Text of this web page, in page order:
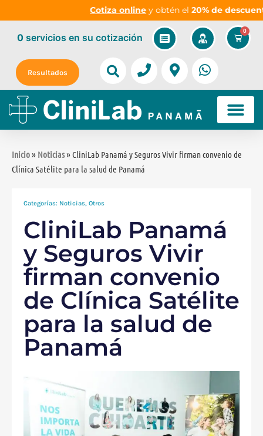
Cotiza onliney obtén el20% de descuento
0
0servicios en su cotización
Resultados
Inicio» Noticias» CliniLab Panamá y Seguros Vivir firman convenio de
Clínica Satélite para la salud de Panamá
Categorías: Noticias, Otros
CliniLab Panamá
y Seguros Vivir
firman convenio
de Clínica Satélite
para la salud de
Panamá